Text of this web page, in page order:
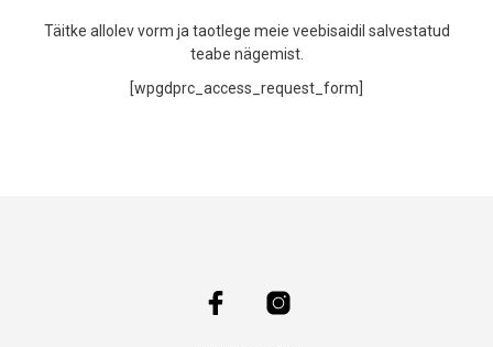
Täitke allolev vorm ja taotlege meie veebisaidil salvestatud
teabe nägemist.
[wpgdprc_access_request_form]